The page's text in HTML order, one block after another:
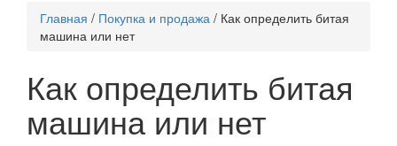
Главная / Покупка и продажа / Как определить битая
машина или нет
Как определить битая
машина или нет